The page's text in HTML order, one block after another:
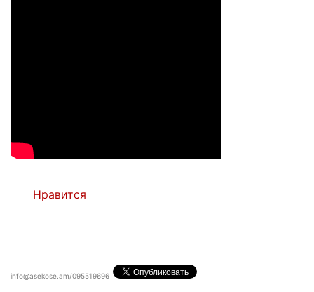
Нравится
info@asekose.am/095519696